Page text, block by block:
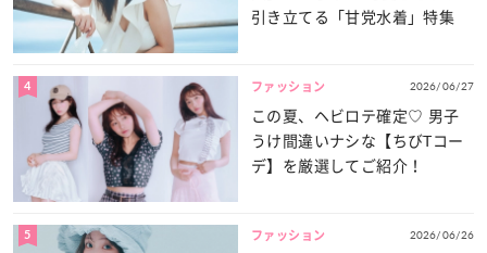
引き立てる「甘党水着」特集
4 ファッション 2026/06/27
この夏、ヘビロテ確定♡ 男子
うけ間違いナシな【ちびTコー
デ】を厳選してご紹介！
5 ファッション 2026/06/26